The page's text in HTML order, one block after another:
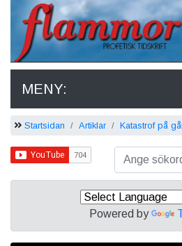
MENY:
Startsidan Artiklar Katastrof på
Powered by